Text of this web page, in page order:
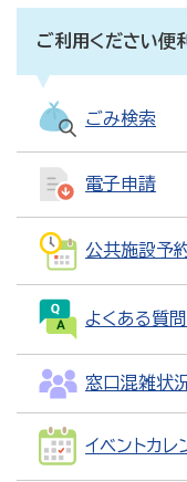
ご利用ください便
ごみ検索
電子申請
公共施設予
よくある質問
窓口混雑状
イベントカレ